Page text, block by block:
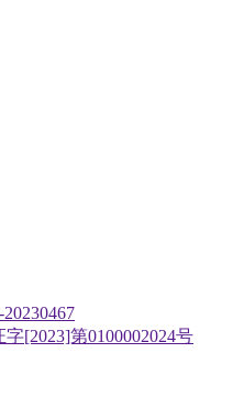
[2023]第0100002024号